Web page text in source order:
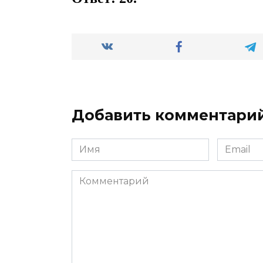
Добавить
Имя
*
Email
*
Комментарий